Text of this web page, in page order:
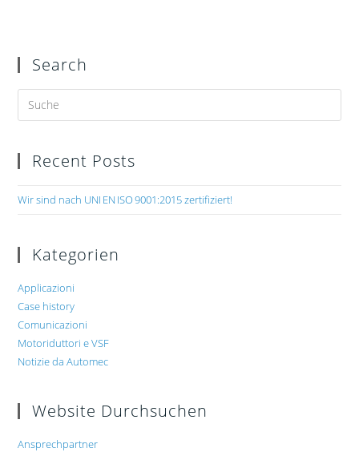
Search
Recent Posts
Wir sind nach UNI EN ISO 9001:2015 zertifiziert!
Kategorien
Applicazioni
Case history
Comunicazioni
Motoriduttori e VSF
Notizie da Automec
Website Durchsuchen
Ansprechpartner